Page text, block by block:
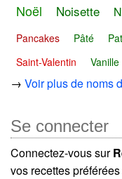
Noël Noisette
Pancakes
Pâté
Saint-Valentin
Vanille
→ Voir plus de noms
Se connecter
Connectez-vous sur
vos recettes